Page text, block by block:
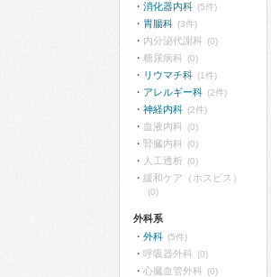
消化器内科 (5件)
胃腸科 (3件)
内分泌代謝科 (0)
糖尿病科 (0)
リウマチ科 (1件)
アレルギー科 (2件)
神経内科 (2件)
血液内科 (0)
腎臓内科 (0)
人工透析 (0)
緩和ケア（ホスピス）
(0)
外科系
外科 (5件)
呼吸器外科 (0)
心臓血管外科 (0)